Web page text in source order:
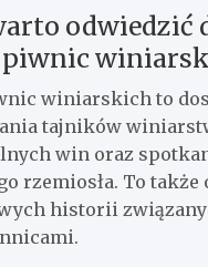
odwiedzić
winiarskich to
tajników
win oraz
rzemiosła. To także
historii